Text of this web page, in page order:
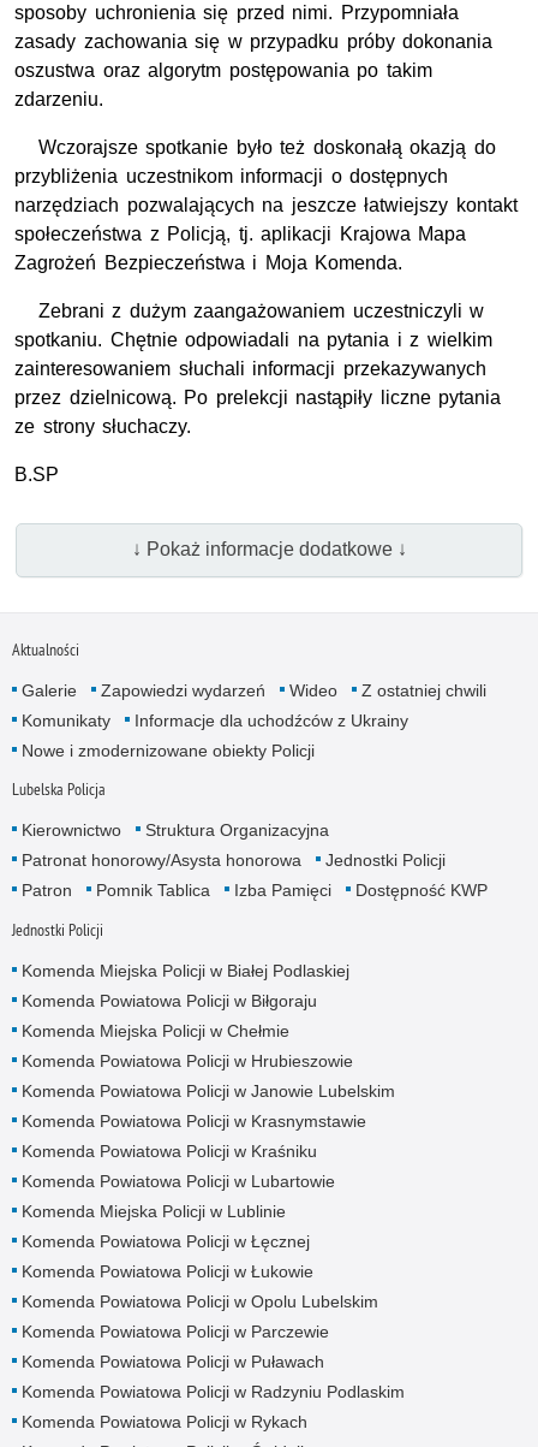
sposoby uchronienia się przed nimi. Przypomniała
zasady zachowania się w przypadku próby dokonania
oszustwa oraz algorytm postępowania po takim
zdarzeniu.
Wczorajsze spotkanie było też doskonałą okazją do
przybliżenia uczestnikom informacji o dostępnych
narzędziach pozwalających na jeszcze łatwiejszy kontakt
społeczeństwa z Policją, tj. aplikacji Krajowa Mapa
Zagrożeń Bezpieczeństwa i Moja Komenda.
Zebrani z dużym zaangażowaniem uczestniczyli w
spotkaniu. Chętnie odpowiadali na pytania i z wielkim
zainteresowaniem słuchali informacji przekazywanych
przez dzielnicową. Po prelekcji nastąpiły liczne pytania
ze strony słuchaczy.
B.SP
↓ Pokaż informacje dodatkowe ↓
Aktualności
Galerie Zapowiedzi wydarzeń Wideo
Z ostatniej chwili
Komunikaty
Informacje dla uchodźców z Ukrainy
Nowe i zmodernizowane obiekty Policji
Lubelska Policja
Kierownictwo
Struktura Organizacyjna
Patronat honorowy/Asysta honorowa
Jednostki Policji
Patron
Pomnik Tablica Izba Pamięci Dostępność KWP
Jednostki Policji
Komenda Miejska Policji w Białej Podlaskiej
Komenda Powiatowa Policji w Biłgoraju
Komenda Miejska Policji w Chełmie
Komenda Powiatowa Policji w Hrubieszowie
Komenda Powiatowa Policji w Janowie Lubelskim
Komenda Powiatowa Policji w Krasnymstawie
Komenda Powiatowa Policji w Kraśniku
Komenda Powiatowa Policji w Lubartowie
Komenda Miejska Policji w Lublinie
Komenda Powiatowa Policji w Łęcznej
Komenda Powiatowa Policji w Łukowie
Komenda Powiatowa Policji w Opolu Lubelskim
Komenda Powiatowa Policji w Parczewie
Komenda Powiatowa Policji w Puławach
Komenda Powiatowa Policji w Radzyniu Podlaskim
Komenda Powiatowa Policji w Rykach